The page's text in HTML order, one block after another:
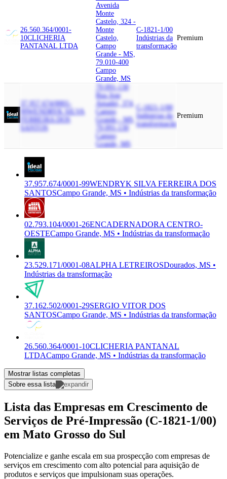
26.560.364/0001-
10CLICHERIA
PANTANAL LTDA
Avenida
Monte
Castelo, 324 -
Monte
Castelo,
Campo
Grande - MS,
79.010-400
Campo
Grande, MS
C-1821-1/00
Indústrias da
transformação
Premium
37.957.674/0001-
WENDRYK SILVA
FERREIRA DOS
SANTOS
79.091-130
Rua Jose
Amadei, 374,
Campo
Grande - MS,
79.091-130
Campo
Grande, MS
C-1821-1/00
Indústrias da
transformação
Premium
37.957.674/0001-99WENDRYK SILVA FERREIRA DOS
SANTOSCampo Grande, MS • Indústrias da transformação
02.793.104/0001-26ENCADERNADORA CENTRO-
OESTECampo Grande, MS • Indústrias da transformação
23.529.171/0001-08ALPHA LETREIROSDourados, MS •
Indústrias da transformação
37.162.502/0001-29SERGIO VITOR DOS
SANTOSCampo Grande, MS • Indústrias da transformação
26.560.364/0001-10CLICHERIA PANTANAL
LTDACampo Grande, MS • Indústrias da transformação
Mostrar listas completas
Sobre essa lista
Lista das Empresas em Crescimento de
Serviços de Pré-Impressão (C-1821-1/00)
em Mato Grosso do Sul
Potencialize e ganhe escala em sua prospecção com empresas de
serviços em crescimento com alto potencial para aquisição de
produtos e serviços que impulsionam suas operações.